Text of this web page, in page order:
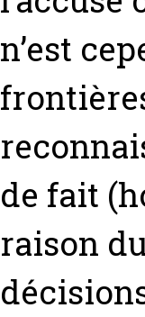
n’est
de fait
raison